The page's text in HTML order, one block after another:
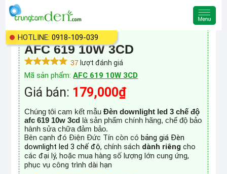
HOTLINE:0918-109-039
Đèn downlight led 3 chế độ
AFC 619 10W 3CD
37 lượt đánh giá
Mã sản phẩm:AFC 619 10W 3CD
Giá bán: 179,000₫
Chúng tôi cam kết mẫuĐèn downlight led 3 chế độ
afc 619 10w 3cd là sản phẩm chính hãng, chế độ bảo
hành sửa chữa đảm bảo.
Bên cạnh đó Điện Đức Tín còn cóbảng giá Đèn
downlight led 3 chế độ, chính sách dành riêng cho
các đại lý, hoặc mua hàng số lượng lớn cung ứng,
phục vụ công trình dài hạn